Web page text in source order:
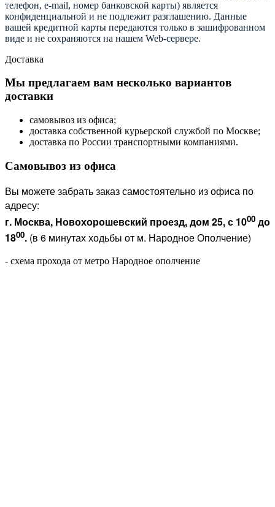
телефон, e-mail, номер банковской карты) является
конфиденциальной и не подлежит разглашению. Данные
вашей кредитной карты передаются только в зашифрованном
виде и не сохраняются на нашем Web-сервере.
Доставка
Мы предлагаем вам несколько вариантов
доставки
самовывоз из офиса;
доставка собственной курьерской службой по Москве;
доставка по России транспортными компаниями.
Самовывоз из офиса
Вы можете забрать заказ самостоятельно из офиса по
адресу:
г. Москва, Новохорошевский проезд, дом 25, с 1000 до
1800. (в 6 минутах ходьбы от м. Народное Ополчение)
- схема прохода от метро Народное ополчение